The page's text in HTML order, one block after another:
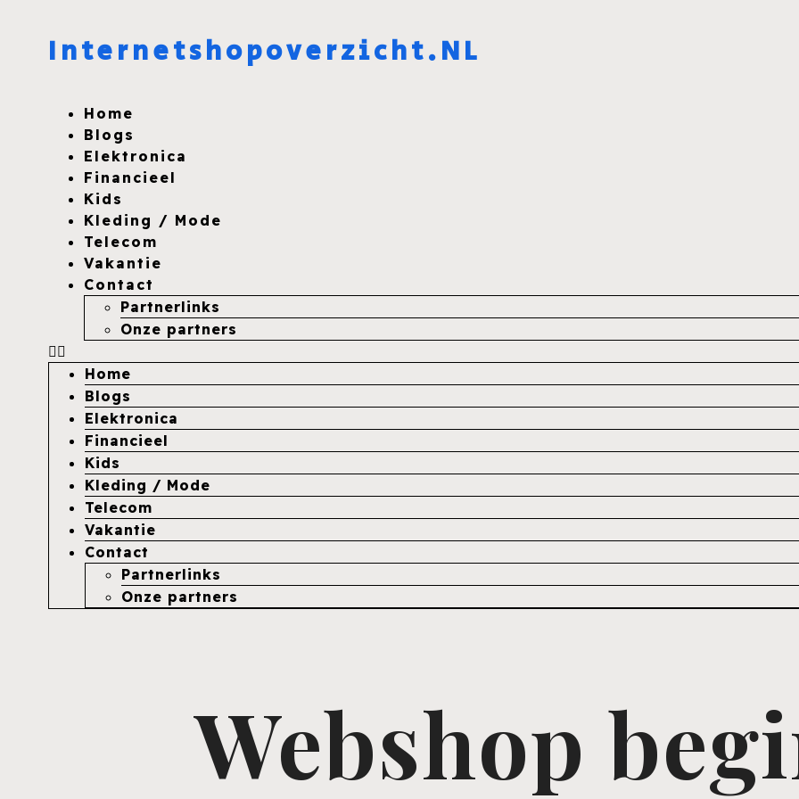
Internetshopoverzicht.NL
Home
Blogs
Elektronica
Financieel
Kids
Kleding / Mode
Telecom
Vakantie
Contact
Partnerlinks
Onze partners
Home
Blogs
Elektronica
Financieel
Kids
Kleding / Mode
Telecom
Vakantie
Contact
Partnerlinks
Onze partners
Webshop